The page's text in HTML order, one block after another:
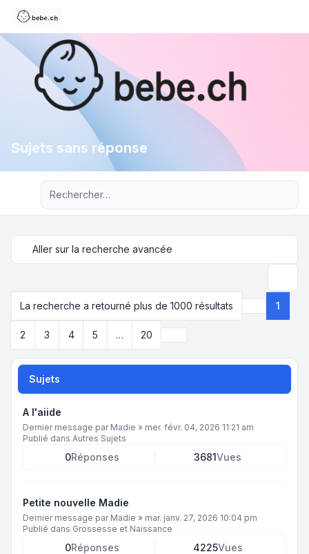
Sujets sans réponse
Recherche avancée
Aller sur la recherche avancée
La recherche a retourné plus de 1000 résultats
Page 1
1
2 3 4 5 … 20
Sujets
A l'aiide
Dernier message par Madie » mer. févr. 04, 2026 11:21 am
Publié dans Autres Sujets
0Réponses 3681Vues
Petite nouvelle Madie
Dernier message par Madie » mar. janv. 27, 2026 10:04 pm
Publié dans Grossesse et Naissance
0Réponses 4225Vues